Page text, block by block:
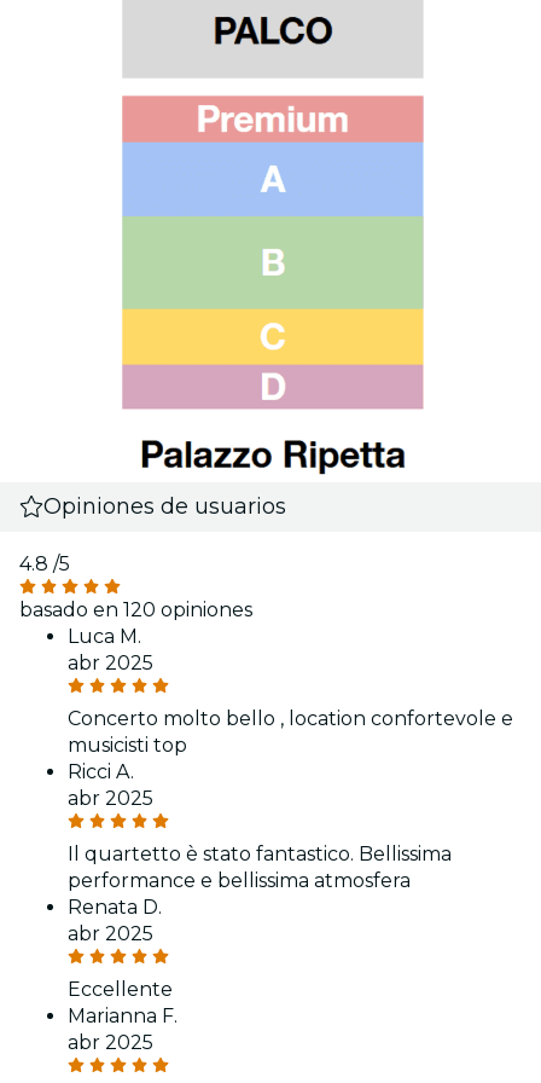
Opiniones de usuarios
4.8 /5
basado en 120 opiniones
Luca M.
abr 2025
Concerto molto bello , location confortevole e
musicisti top
Ricci A.
abr 2025
Il quartetto è stato fantastico. Bellissima
performance e bellissima atmosfera
Renata D.
abr 2025
Eccellente
Marianna F.
abr 2025